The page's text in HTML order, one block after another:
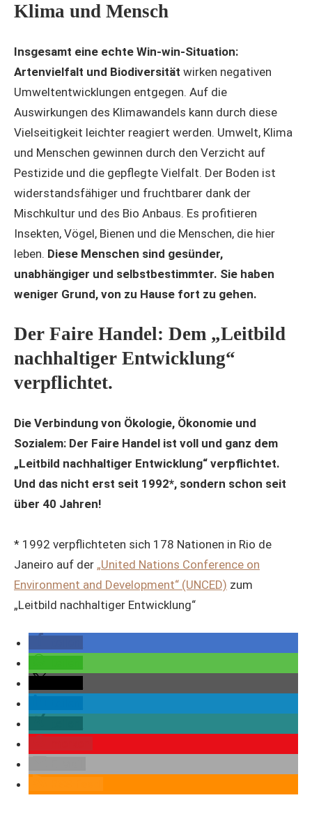
Klima und Mensch
Insgesamt eine echte Win-win-Situation:
Artenvielfalt und Biodiversität wirken negativen
Umweltentwicklungen entgegen. Auf die
Auswirkungen des Klimawandels kann durch diese
Vielseitigkeit leichter reagiert werden. Umwelt, Klima
und Menschen gewinnen durch den Verzicht auf
Pestizide und die gepflegte Vielfalt. Der Boden ist
widerstandsfähiger und fruchtbarer dank der
Mischkultur und des Bio Anbaus. Es profitieren
Insekten, Vögel, Bienen und die Menschen, die hier
leben. Diese Menschen sind gesünder,
unabhängiger und selbstbestimmter. Sie haben
weniger Grund, von zu Hause fort zu gehen.
Der Faire Handel: Dem „Leitbild
nachhaltiger Entwicklung“
verpflichtet.
Die Verbindung von Ökologie, Ökonomie und
Sozialem: Der Faire Handel ist voll und ganz dem
„Leitbild nachhaltiger Entwicklung“ verpflichtet.
Und das nicht erst seit 1992*, sondern schon seit
über 40 Jahren!
* 1992 verpflichteten sich 178 Nationen in Rio de
Janeiro auf der „United Nations Conference on
Environment and Development“ (UNCED) zum
„Leitbild nachhaltiger Entwicklung“